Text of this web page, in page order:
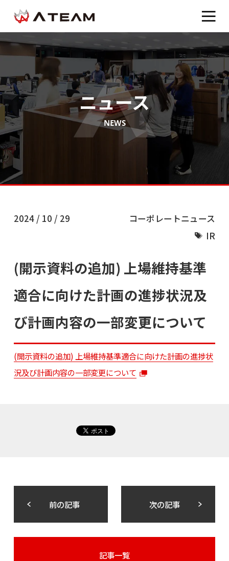
ニュース
NEWS
2024 / 10 / 29
コーポレートニュース
IR
(開示資料の追加) 上場維持基準
適合に向けた計画の進捗状況及
び計画内容の一部変更について
(開示資料の追加) 上場維持基準適合に向けた計画の進捗状
況及び計画内容の一部変更について
前の記事 次の記事
記事一覧